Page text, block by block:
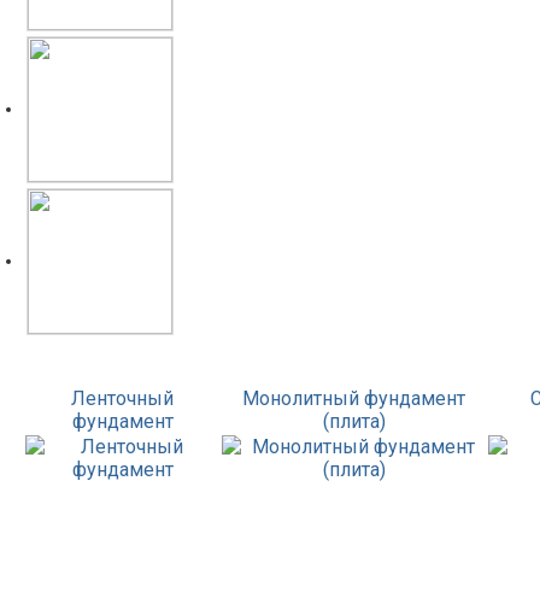
Ленточный
фундамент
Монолитный фундамент
(плита)